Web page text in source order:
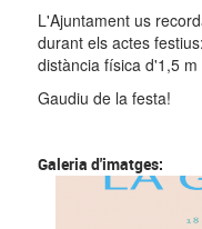
L'Ajuntament us
durant els actes
distància física d'1,5
Gaudiu de la festa!
Galeria d'imatges: